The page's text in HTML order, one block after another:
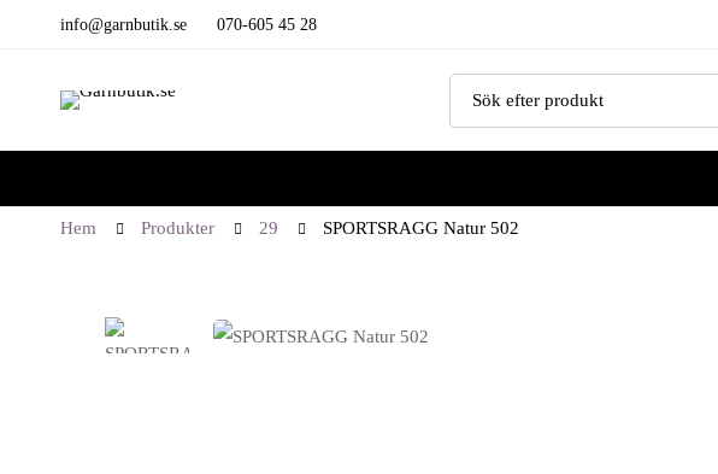
info@garnbutik.se 070-605 45 28
Hem Produkter 29 SPORTSRAGG Natur 502